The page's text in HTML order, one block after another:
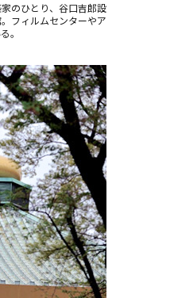
のひとり、谷口吉郎設
フィルムセンターやア
。